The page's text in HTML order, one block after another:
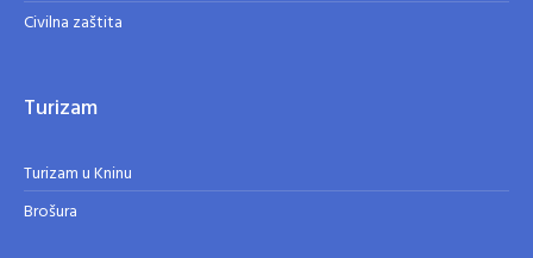
Civilna zaštita
Turizam
Turizam u Kninu
Brošura